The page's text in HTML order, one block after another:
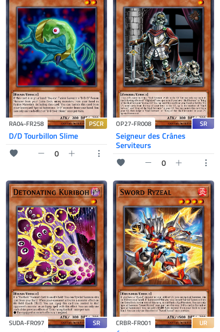
RA04-FR258 PSCR
D/D Tourbillon Slime
0
OP27-FR008 SR
Seigneur des Crânes
Serviteurs
0
SUDA-FR097 SR CRBR-FR001 UR